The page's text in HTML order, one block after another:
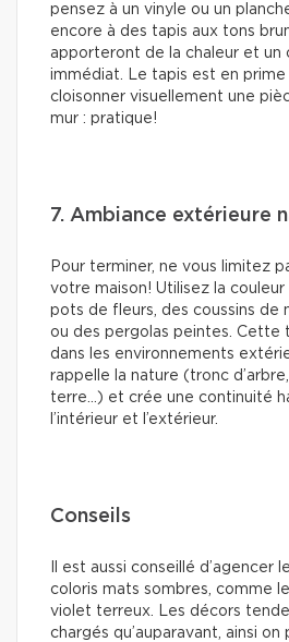
pensez à un vinyle ou un
encore à des tapis aux tons
apporteront de la chaleur et un
immédiat. Le tapis est en prime
cloisonner visuellement une
mur : pratique!
7. Ambiance extérieure
Pour terminer, ne vous limitez
votre maison! Utilisez la
pots de fleurs, des coussins de
ou des pergolas peintes. Cette
dans les environnements
rappelle la nature (tronc
terre…) et crée une continuité
l’intérieur et l’extérieur.
Conseils
Il est aussi conseillé d’agencer
coloris mats sombres, comme
violet terreux. Les décors
chargés qu’auparavant, ainsi